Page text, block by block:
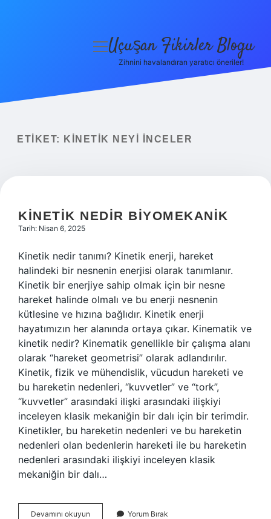
Yasal Uyarı
menüyü
Uçuşan Fikirler Blogu
Zihnini havalandıran yaratıcı öneriler!
ETIKET: KINETIK NEYI INCELER
KINETIK NEDIR BIYOMEKANIK
Tarih: Nisan 6, 2025
Kinetik nedir tanımı? Kinetik enerji, hareket
halindeki bir nesnenin enerjisi olarak tanımlanır.
Kinetik bir enerjiye sahip olmak için bir nesne
hareket halinde olmalı ve bu enerji nesnenin
kütlesine ve hızına bağlıdır. Kinetik enerji
hayatımızın her alanında ortaya çıkar. Kinematik ve
kinetik nedir? Kinematik genellikle bir çalışma alanı
olarak “hareket geometrisi” olarak adlandırılır.
Kinetik, fizik ve mühendislik, vücudun hareketi ve
bu hareketin nedenleri, “kuvvetler” ve “tork”,
“kuvvetler” arasındaki ilişki arasındaki ilişkiyi
inceleyen klasik mekaniğin bir dalı için bir terimdir.
Kinetikler, bu hareketin nedenleri ve bu hareketin
nedenleri olan bedenlerin hareketi ile bu hareketin
nedenleri arasındaki ilişkiyi inceleyen klasik
mekaniğin bir dalı…
Devamını okuyun Yorum Bırak